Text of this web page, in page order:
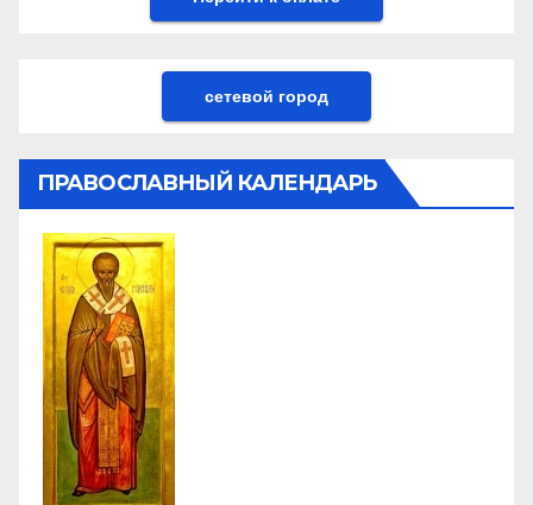
сетевой город
ПРАВОСЛАВНЫЙ КАЛЕНДАРЬ